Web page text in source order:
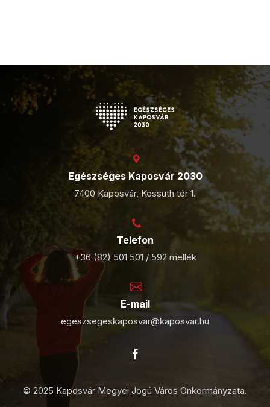
Egészséges Kaposvár 2030
7400 Kaposvár, Kossuth tér 1.
Telefon
+36 (82) 501 501 / 592 mellék
E-mail
egeszsegeskaposvar@kaposvar.hu
© 2025 Kaposvár Megyei Jogú Város Önkormányzata.